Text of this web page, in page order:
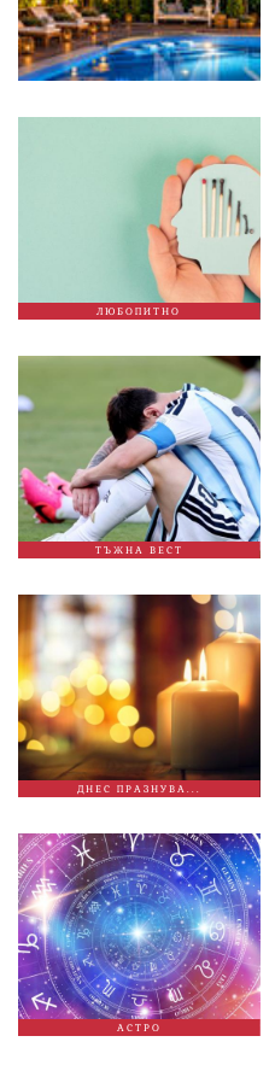
ЛЮБОПИТНО
ТЪЖНА ВЕСТ
ДНЕС ПРАЗНУВА...
АСТРО